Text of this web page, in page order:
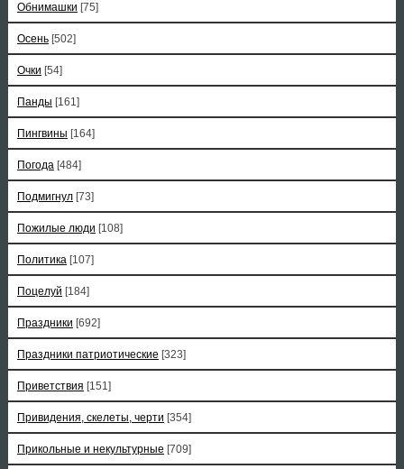
Обнимашки [75]
Осень [502]
Очки [54]
Панды [161]
Пингвины [164]
Погода [484]
Подмигнул [73]
Пожилые люди [108]
Политика [107]
Поцелуй [184]
Праздники [692]
Праздники патриотические [323]
Приветствия [151]
Привидения, скелеты, черти [354]
Прикольные и некультурные [709]